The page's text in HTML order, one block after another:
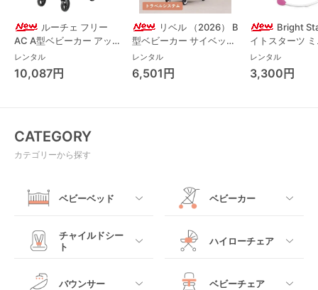
ルーチェ フリー
AC A型ベビーカー アッ
プリカ(Aprica) A型ベビ
ーカー アップリカ
(Aprica)
レンタル
10,087円
リベル （2026） B
型ベビーカー サイベック
ス(cybex)
レンタル
6,501円
Bright
イトスターツ
ス フォーエバ
レンド ジャン
パルー キッズ
レンタル
3,300円
CATEGORY
カテゴリーから探す
ベビーベッド
すべて
ベビーカー
すべて
チャイルドシー
ト
すべて
ハイローチェア
すべて
バウンサー ベビーチェア